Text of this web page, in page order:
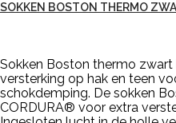
SOKKEN BOSTON THERMO
Sokken Boston thermo
versterking op hak en teen
schokdemping. De sokken
CORDURA® voor extra